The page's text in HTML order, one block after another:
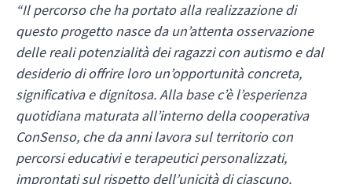
“Il percorso che ha portato alla realizzazione di
questo progetto nasce da un’attenta osservazione
delle reali potenzialità dei ragazzi con autismo e dal
desiderio di offrire loro un’opportunità concreta,
significativa e dignitosa. Alla base c’è l’esperienza
quotidiana maturata all’interno della cooperativa
ConSenso, che da anni lavora sul territorio con
percorsi educativi e terapeutici personalizzati,
improntati sul rispetto dell’unicità di ciascuno.